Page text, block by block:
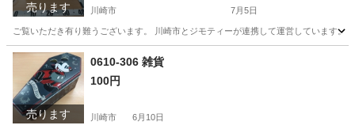
売ります 川崎市 7月5日
ご覧いただき有り難うございます。 川崎市とジモティーが連携して運営していま
神奈川 川崎市 収納家具
売ります
0610-306 雑貨
100円
川崎市 6月10日